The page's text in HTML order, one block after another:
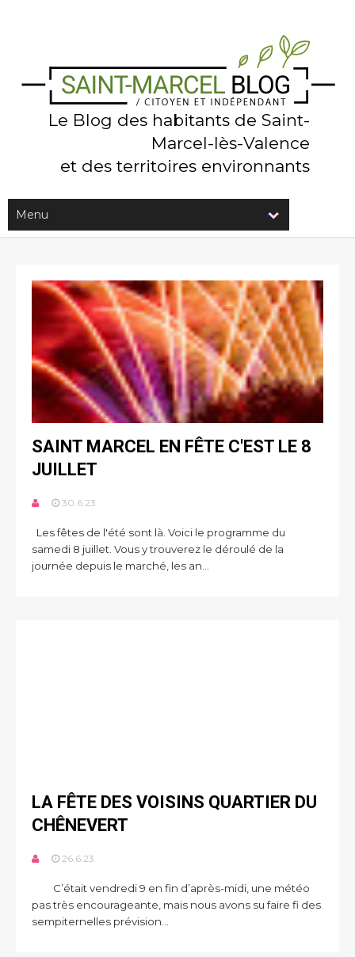
Le Blog des habitants de Saint-
Marcel-lès-Valence
et des territoires environnants
SAINT MARCEL EN FÊTE C'EST LE 8
JUILLET
30.6.23
Les fêtes de l'été sont là. Voici le programme du
samedi 8 juillet. Vous y trouverez le déroulé de la
journée depuis le marché, les an...
LA FÊTE DES VOISINS QUARTIER DU
CHÊNEVERT
26.6.23
C’était vendredi 9 en fin d’après-midi, une météo
pas très encourageante, mais nous avons su faire fi des
sempiternelles prévision...